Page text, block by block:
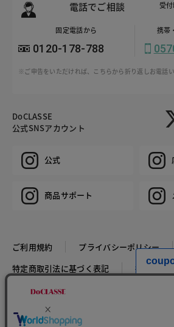
電話でご相談 受
固定電話から
0120-178-788
携帯
※ご申告をいただければ、こちらから折り返しお電話
DoCLASSE
公式SNSアカウント
公式
商品サポート
ご利用規約
プライバシーポリシー
特定商取引法に基づく表記
推奨環境
COPYRIGHT © DoCLASSE ALL RIGHTS RESERVED.